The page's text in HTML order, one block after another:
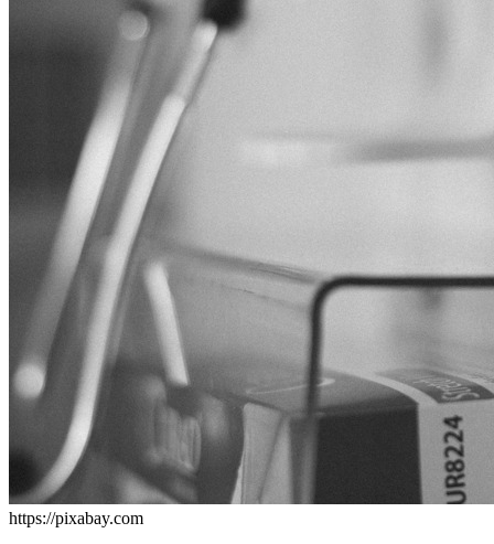
https://pixabay.com